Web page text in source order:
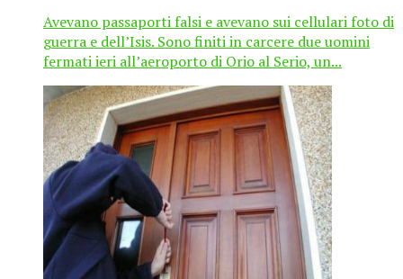
Avevano passaporti falsi e avevano sui cellulari foto di
guerra e dell’Isis. Sono finiti in carcere due uomini
fermati ieri all’aeroporto di Orio al Serio, un...